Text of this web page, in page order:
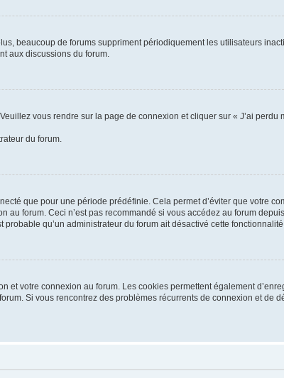
beaucoup de forums suppriment périodiquement les utilisateurs
aux discussions du forum.
vous rendre sur la page de connexion et cliquer sur « J’ai perdu
du forum.
que pour une période prédéfinie. Cela permet d’éviter que votre
forum. Ceci n’est pas recommandé si vous accédez au forum
qu’un administrateur du forum ait désactivé cette fonctionnalité.
et votre connexion au forum. Les cookies permettent également
Si vous rencontrez des problèmes récurrents de connexion et de